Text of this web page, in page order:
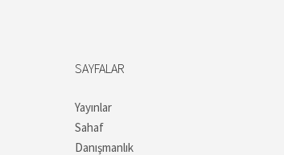
SAYFALAR
Yayınlar
Sahaf
Danışmanlık